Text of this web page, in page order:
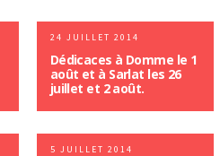
24 JUILLET 2014
Dédicaces à Domme le 1
août et à Sarlat les 26
juillet et 2 août.
5 JUILLET 2014